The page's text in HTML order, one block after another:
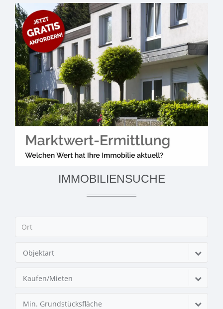
IMMOBILIENSUCHE
Objektart
Kaufen/Mieten
Min. Grundstücksfläche